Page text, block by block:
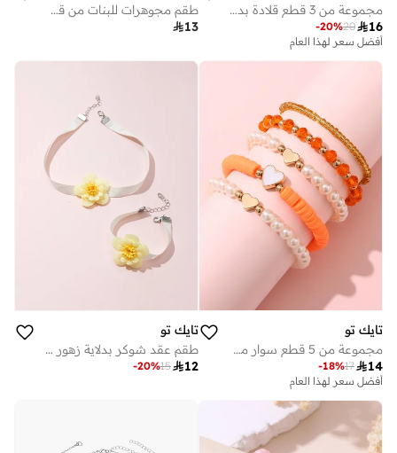
مجموعة من 3 قطع قلادة بدلاية زهرة
16
20
-20%
أفضل سعر لهذا العام
طقم مجوهرات للبنات من قطع بفيونكة: قلادة، سوار، أقراط وخاتم
13
تايك تو
مجموعة من 5 قطع سوار مخرز مع دلايات قلب
14
17
-18%
أفضل سعر لهذا العام
تايك تو
طقم عقد شوكر بدلاية زهور وسوار قطعتين
12
15
-20%